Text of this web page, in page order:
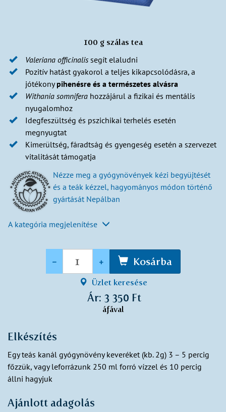
100 g szálas tea
Valeriana officinalis segít elaludni
Pozitív hatást gyakorol a teljes kikapcsolódásra, a
jótékonypihenésre és a természetes alvásra
Withania somnifera hozzájárul a fizikai és mentális
nyugalomhoz
Idegfeszültség és pszichikai terhelés esetén
megnyugtat
Kimerültség, fáradtság és gyengeség esetén a szervezet
vitalitását támogatja
Nézze meg a gyógynövények kézi begyüjtését
és a teák kézzel, hagyományos módon történő
gyártását Nepálban
A kategória megjelenítése
- + Kosárba
Üzlet keresése
Ár: 3 350 Ft
áfával
Elkészítés
Egy teás kanál gyógynövény keveréket (kb. 2g) 3 – 5 percig
főzzük, vagy leforrázunk 250 ml forró vízzel és 10 percig
állni hagyjuk
Ajánlott adagolás